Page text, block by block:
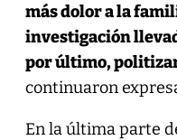
más dolor a la
investigación
por último,
continuaron
En la última parte